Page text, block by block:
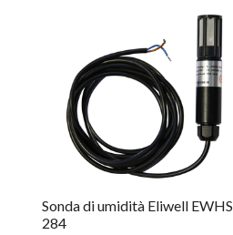
Sonda di umidità Eliwell EWHS
284